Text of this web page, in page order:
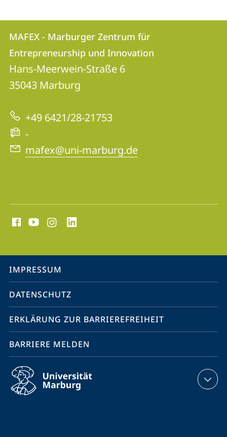
Kontakt
und
Informationen
zur
Website
Kontaktinformationen
MAFEX
-
Marburger
für
Entrepreneurship
und
Innovation
MAFEX - Marburger Zentrum für
Entrepreneurship und Innovation
Hans-Meerwein-Straße 6
35043 Marburg
+49 6421/28-21753
-
mafex@uni-marburg.de
Media
Service-
Navigation
IMPRESSUM
DATENSCHUTZ
ERKLÄRUNG ZUR BARRIEREFREIHEIT
BARRIERE MELDEN